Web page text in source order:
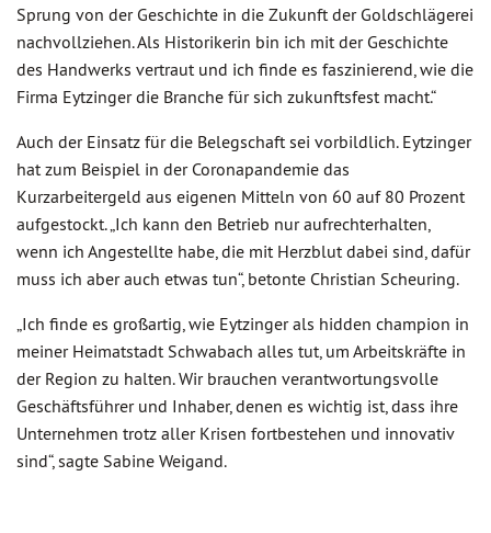
Sprung von der Geschichte in die Zukunft der Goldschlägerei
nachvollziehen. Als Historikerin bin ich mit der Geschichte
des Handwerks vertraut und ich finde es faszinierend, wie die
Firma Eytzinger die Branche für sich zukunftsfest macht.“
Auch der Einsatz für die Belegschaft sei vorbildlich. Eytzinger
hat zum Beispiel in der Coronapandemie das
Kurzarbeitergeld aus eigenen Mitteln von 60 auf 80 Prozent
aufgestockt. „Ich kann den Betrieb nur aufrechterhalten,
wenn ich Angestellte habe, die mit Herzblut dabei sind, dafür
muss ich aber auch etwas tun“, betonte Christian Scheuring.
„Ich finde es großartig, wie Eytzinger als hidden champion in
meiner Heimatstadt Schwabach alles tut, um Arbeitskräfte in
der Region zu halten. Wir brauchen verantwortungsvolle
Geschäftsführer und Inhaber, denen es wichtig ist, dass ihre
Unternehmen trotz aller Krisen fortbestehen und innovativ
sind“, sagte Sabine Weigand.